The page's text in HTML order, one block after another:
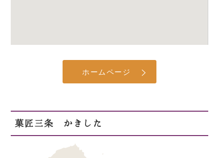
ホームページ
菓匠三条 かきした